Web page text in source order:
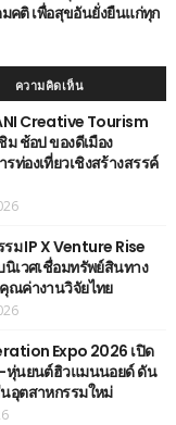
คติ เพื่อสุขอันยั่งยืนแก่ทุก
ความคิดเห็น
Creative Tourism
ช้อป ของดีเมือง
ท่องเที่ยวเชิงสร้างสรรค์
ม IP X Venture Rise
เวศเชื่อมทรัพย์สินทาง
ณค่างานวิจัยไทย
Expo 2026 เปิด
หุ่นยนต์ฮิวแมนนอยด์ ดัน
อุตสาหกรรมใหม่